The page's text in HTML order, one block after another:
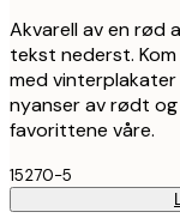
Akvarell av en rød
tekst nederst.
med vinterplakater
nyanser av rødt
favorittene våre.
15270-5